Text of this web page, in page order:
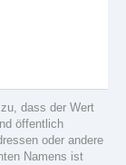
dass der Wert
öffentlich
oder andere
Namens ist